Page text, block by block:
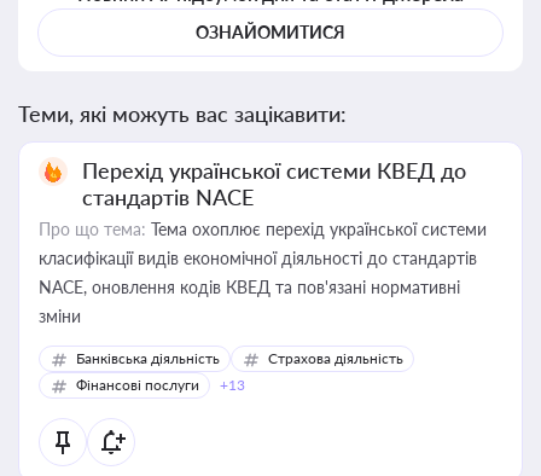
ОЗНАЙОМИТИСЯ
Теми, які можуть вас зацікавити:
Перехід української системи КВЕД до
стандартів NACE
Про що тема: Тема охоплює перехід української системи
класифікації видів економічної діяльності до стандартів
NACE, оновлення кодів КВЕД та пов'язані нормативні
зміни
Банківська діяльність
Страхова діяльність
Фінансові послуги
+13